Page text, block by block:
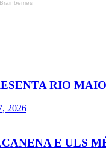
RIO
2026
E ULS